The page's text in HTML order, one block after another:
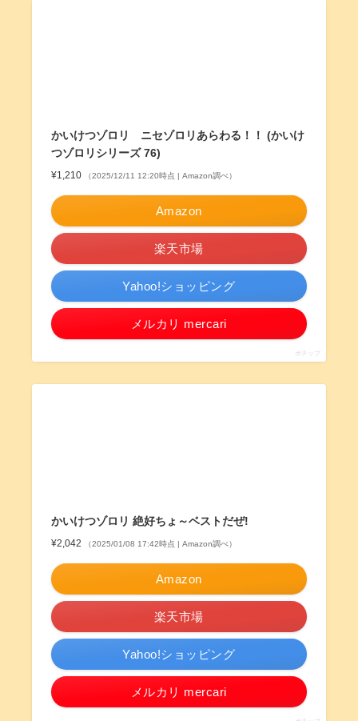
かいけつゾロリ ニセゾロリあらわる！！ (かいけ
つゾロリシリーズ 76)
¥1,210 （2025/12/11 12:20時点 | Amazon調べ）
Amazon
楽天市場
Yahoo!ショッピング
メルカリ mercari
ポチップ
かいけつゾロリ 絶好ちょ～ベストだぜ!
¥2,042 （2025/01/08 17:42時点 | Amazon調べ）
Amazon
楽天市場
Yahoo!ショッピング
メルカリ mercari